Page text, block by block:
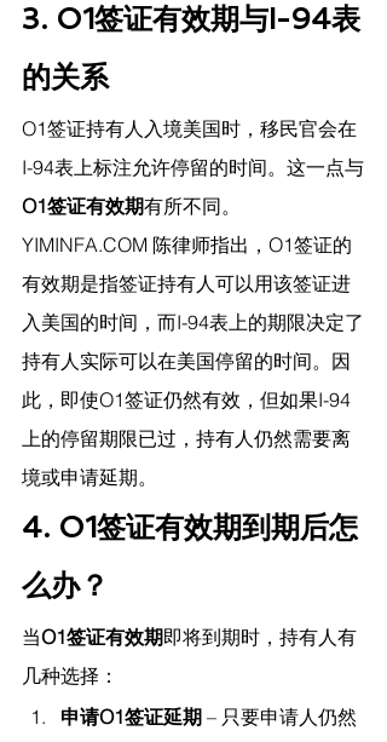
3. O1签证有效期与I-94表
的关系
O1签证持有人入境美国时，移民官会在
I-94表上标注允许停留的时间。这一点与
O1签证有效期有所不同。
YIMINFA.COM 陈律师指出， O1签证的
有效期是指签证持有人可以用该签证进
入美国的时间，而I-94表上的期限决定了
持有人实际可以在美国停留的时间。因
此，即使O1签证仍然有效，但如果I-94
上的停留期限已过，持有人仍然需要离
境或申请延期。
4. O1签证有效期到期后怎
么办？
当O1签证有效期即将到期时，持有人有
几种选择：
申请O1签证延期 – 只要申请人仍然